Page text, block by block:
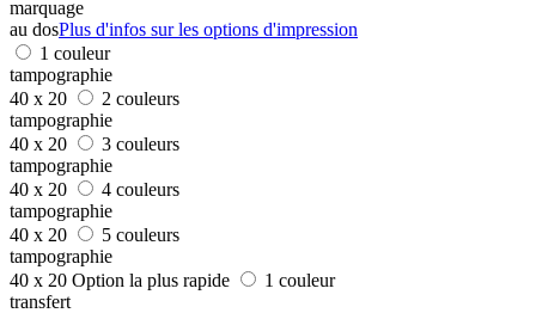
marquage
au dosPlus d'infos sur les options d'impression
1 couleur
tampographie
40 x 20
2 couleurs
tampographie
40 x 20
3 couleurs
tampographie
40 x 20
4 couleurs
tampographie
40 x 20
5 couleurs
tampographie
40 x 20 Option la plus rapide
1 couleur
transfert